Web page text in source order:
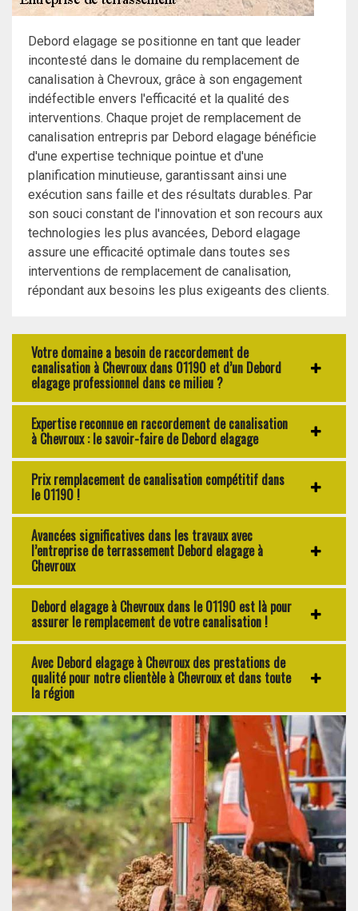
Debord elagage se positionne en tant que leader
incontesté dans le domaine du remplacement de
canalisation à Chevroux, grâce à son engagement
indéfectible envers l'efficacité et la qualité des
interventions. Chaque projet de remplacement de
canalisation entrepris par Debord elagage bénéficie
d'une expertise technique pointue et d'une
planification minutieuse, garantissant ainsi une
exécution sans faille et des résultats durables. Par
son souci constant de l'innovation et son recours aux
technologies les plus avancées, Debord elagage
assure une efficacité optimale dans toutes ses
interventions de remplacement de canalisation,
répondant aux besoins les plus exigeants des clients.
Votre domaine a besoin de raccordement de
canalisation à Chevroux dans 01190 et d’un Debord
elagage professionnel dans ce milieu ?
Expertise reconnue en raccordement de canalisation
à Chevroux : le savoir-faire de Debord elagage
Prix remplacement de canalisation compétitif dans
le 01190 !
Avancées significatives dans les travaux avec
l’entreprise de terrassement Debord elagage à
Chevroux
Debord elagage à Chevroux dans le 01190 est là pour
assurer le remplacement de votre canalisation !
Avec Debord elagage à Chevroux des prestations de
qualité pour notre clientèle à Chevroux et dans toute
la région